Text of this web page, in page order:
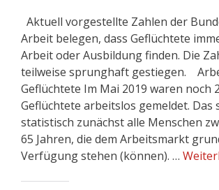
Aktuell vorgestellte Zahlen der
Arbeit belegen, dass Geflüchtete
Arbeit oder Ausbildung finden. Die
teilweise sprunghaft gestiegen.
Geflüchtete Im Mai 2019 waren noch
Geflüchtete arbeitslos gemeldet. Das
statistisch zunächst alle Menschen
65 Jahren, die dem Arbeitsmarkt
Verfügung stehen (können). …